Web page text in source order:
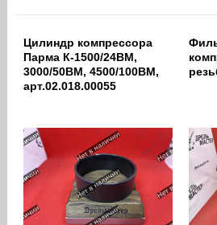
Цилиндр компрессора
Парма К-1500/24ВМ,
3000/50ВМ, 4500/100ВМ,
арт.02.018.00055